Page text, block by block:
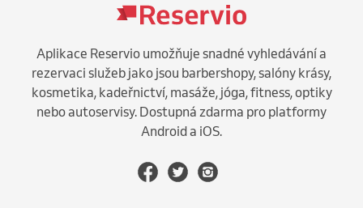
Aplikace Reservio umožňuje snadné vyhledávání a
rezervaci služeb jako jsou barbershopy, salóny krásy,
kosmetika, kadeřnictví, masáže, jóga, fitness, optiky
nebo autoservisy. Dostupná zdarma pro platformy
Android a iOS.